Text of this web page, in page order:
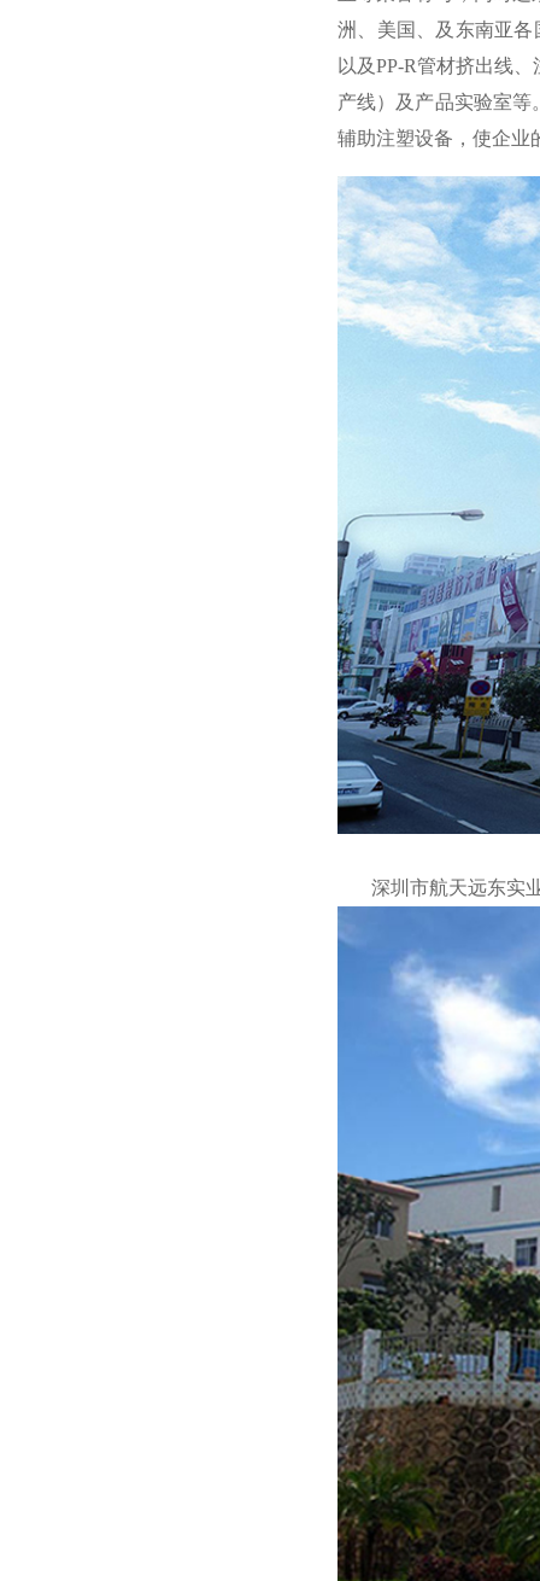
洲、美国、及东南亚各
以及PP-R管材挤出线
产线）及产品实验室等
辅助注塑设备，使企业
深圳市航天远东实业